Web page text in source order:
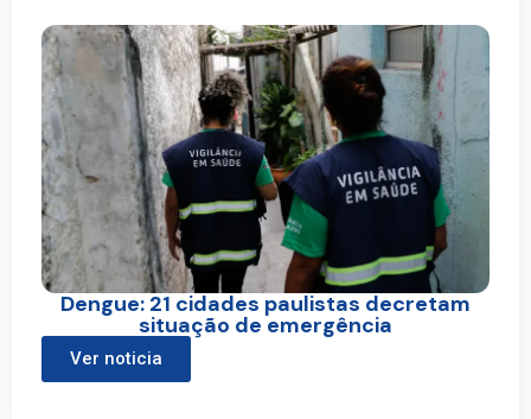
Dengue: 21 cidades paulistas decretam
situação de emergência
Ver noticia